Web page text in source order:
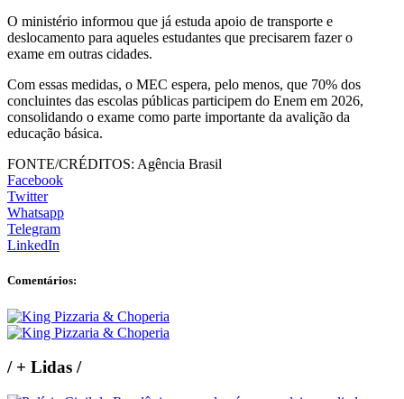
O ministério informou que já estuda apoio de transporte e
deslocamento para aqueles estudantes que precisarem fazer o
exame em outras cidades.
Com essas medidas, o MEC espera, pelo menos, que 70% dos
concluintes das escolas públicas participem do Enem em 2026,
consolidando o exame como parte importante da avalição da
educação básica.
FONTE/CRÉDITOS: Agência Brasil
Facebook
Twitter
Whatsapp
Telegram
LinkedIn
Comentários:
/+ Lidas /